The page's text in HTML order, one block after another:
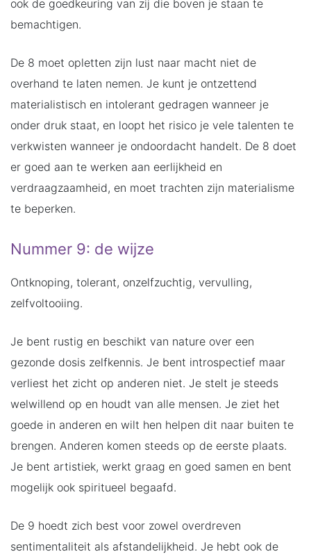
ook de goedkeuring van zij die boven je staan te
bemachtigen.
De 8 moet opletten zijn lust naar macht niet de
overhand te laten nemen. Je kunt je ontzettend
materialistisch en intolerant gedragen wanneer je
onder druk staat, en loopt het risico je vele talenten te
verkwisten wanneer je ondoordacht handelt. De 8 doet
er goed aan te werken aan eerlijkheid en
verdraagzaamheid, en moet trachten zijn materialisme
te beperken.
Nummer 9: de wijze
Ontknoping, tolerant, onzelfzuchtig, vervulling,
zelfvoltooiing.
Je bent rustig en beschikt van nature over een
gezonde dosis zelfkennis. Je bent introspectief maar
verliest het zicht op anderen niet. Je stelt je steeds
welwillend op en houdt van alle mensen. Je ziet het
goede in anderen en wilt hen helpen dit naar buiten te
brengen. Anderen komen steeds op de eerste plaats.
Je bent artistiek, werkt graag en goed samen en bent
mogelijk ook spiritueel begaafd.
De 9 hoedt zich best voor zowel overdreven
sentimentaliteit als afstandelijkheid. Je hebt ook de